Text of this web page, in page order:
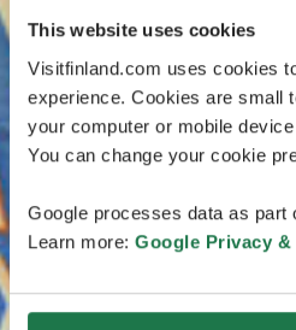
This website uses cookies
Visitfinland.com uses cookies
experience. Cookies are small
your computer or mobile
You can change your cookie
Google processes data as part
Learn more: Google Privacy &